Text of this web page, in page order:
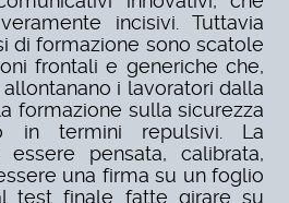
incisivi. Tuttavia
di formazione sono scatole
frontali e generiche che,
i lavoratori dalla
formazione sulla sicurezza
in termini repulsivi. La
pensata, calibrata,
una firma su un foglio
test finale fatte girare su